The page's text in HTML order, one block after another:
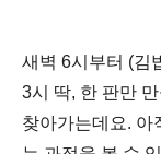
새벽 6시부터 (김
3시 딱, 한 판만
찾아가는데요. 아